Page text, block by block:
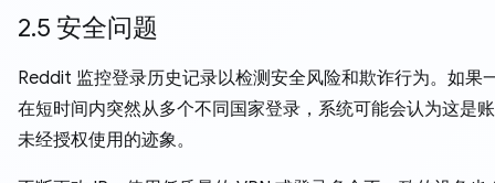
2.5 安全问题
Reddit 监控登录历史记录以检测安全风险和欺诈行为。如果
在短时间内突然从多个不同国家登录，系统可能会认为这是
未经授权使用的迹象。